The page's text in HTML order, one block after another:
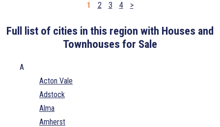
1 2 3 4 >
Full list of cities in this region with Houses and
Townhouses for Sale
A
Acton Vale
Adstock
Alma
Amherst